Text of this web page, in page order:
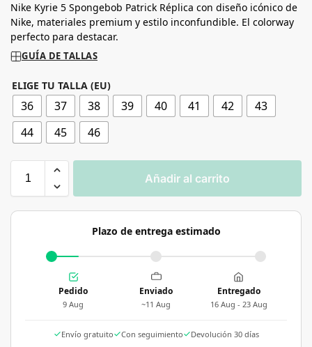
Nike Kyrie 5 Spongebob Patrick Réplica con diseño icónico de
Nike, materiales premium y estilo inconfundible. El colorway
perfecto para destacar.
GUÍA DE TALLAS
ELIGE TU TALLA (EU)
36 37 38 39 40 41 42
43
44
45 46
Añadir al carrito
Plazo de entrega estimado
Pedido
9 Aug
Enviado
~11 Aug
Entregado
16 Aug - 23 Aug
Envío gratuito Con seguimiento Devolución 30 días